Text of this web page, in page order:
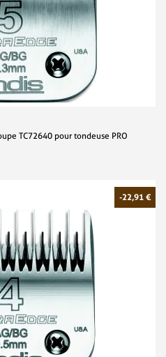
TC72640 pour tondeuse PRO
-22,91 €